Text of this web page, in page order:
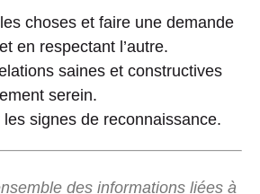
choses et faire une demande
en respectant l’autre.
saines et constructives
serein.
signes de reconnaissance.
des informations liées à